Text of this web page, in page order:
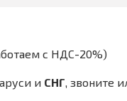
с НДС-20%)
и СНГ, звоните